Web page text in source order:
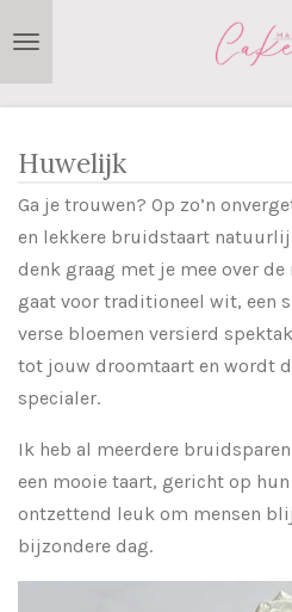
hoofdinhoud
Huwelijk
Ga je trouwen? Op zo’n
en lekkere bruidstaart
denk graag met je mee over
gaat voor traditioneel wit, een
verse bloemen versierd
tot jouw droomtaart en wordt
specialer.
Ik heb al meerdere
een mooie taart, gericht op
ontzettend leuk om mensen
bijzondere dag.